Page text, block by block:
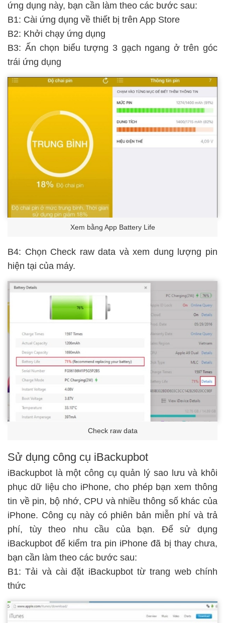
ứng dụng này, bạn cần làm theo các bước sau:
B1: Cài ứng dụng về thiết bị trên App Store
B2: Khởi chạy ứng dụng
B3: Ấn chọn biểu tượng 3 gạch ngang ở trên góc
trái ứng dụng
Xem bằng App Battery Life
B4: Chọn Check raw data và xem dung lượng pin
hiện tại của máy.
Check raw data
Sử dụng công cụ iBackupbot
iBackupbot là một công cụ quản lý sao lưu và khôi
phục dữ liệu cho iPhone, cho phép bạn xem thông
tin về pin, bộ nhớ, CPU và nhiều thông số khác của
iPhone. Công cụ này có phiên bản miễn phí và trả
phí, tùy theo nhu cầu của bạn. Để sử dụng
iBackupbot để kiểm tra pin iPhone đã bị thay chưa,
bạn cần làm theo các bước sau:
B1: Tải và cài đặt iBackupbot từ trang web chính
thức